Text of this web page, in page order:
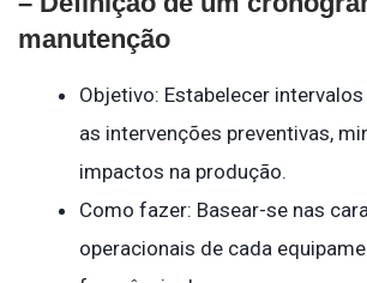
manutenção
Objetivo: Estabelecer
as intervenções preventivas,
impactos na produção.
Como fazer: Basear-se nas
operacionais de cada